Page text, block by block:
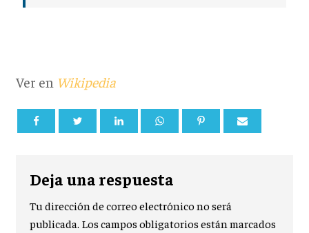
Ver en Wikipedia
Deja una respuesta
Tu dirección de correo electrónico no será
publicada. Los campos obligatorios están marcados